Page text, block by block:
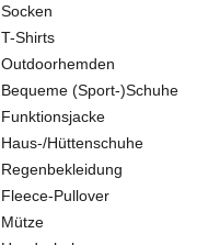
Socken
T-Shirts
Outdoorhemden
Bequeme (Sport-)Schuhe
Funktionsjacke
Haus-/Hüttenschuhe
Regenbekleidung
Fleece-Pullover
Mütze